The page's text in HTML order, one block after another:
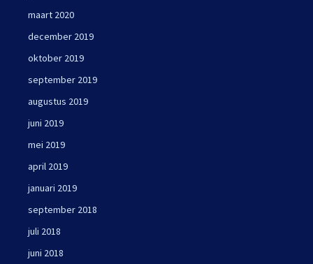
maart 2020
december 2019
oktober 2019
september 2019
augustus 2019
juni 2019
mei 2019
april 2019
januari 2019
september 2018
juli 2018
juni 2018